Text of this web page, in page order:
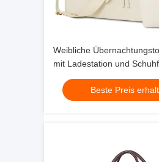
Weibliche
mit Ladestation und
Beste Preis